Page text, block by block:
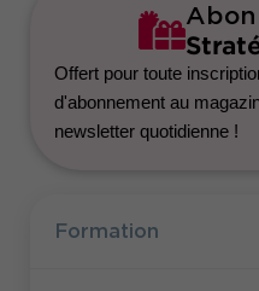
Elle vous apportera un
stratégies vidéos
choisir le type de vidéo
identité de marque et
différentes étapes du
contenus appropriés.
version numérique et à
Offert pour toute
d'abonnement au
newsletter quotidienne !
Formation